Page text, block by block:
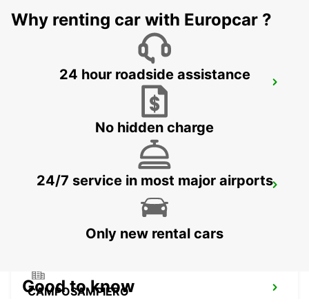
PADOVA RAILWAY STATION
TRENTO
CAMPOSAMPIERO
Why renting car with Europcar ?
24 hour roadside assistance
No hidden charge
24/7 service in most major airports
Only new rental cars
Good to know